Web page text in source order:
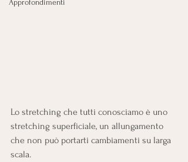
Approfondimenti
Lo stretching che tutti conosciamo è uno
stretching superficiale, un allungamento
che non può portarti cambiamenti su larga
scala.